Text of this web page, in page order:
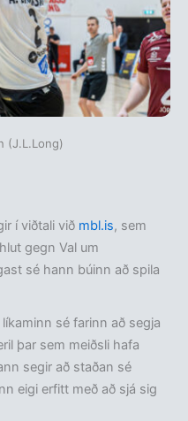
(J.L.Long)
í viðtali við mbl.is, sem
gegn Val um
sé hann búinn að spila
sé farinn að segja
þar sem meiðsli hafa
segir að staðan sé
eigi erfitt með að sjá sig